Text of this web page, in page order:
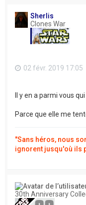
Sherlis
Clones War
02 févr. 2019 17:05
Il y en a parmi vous
Parce que elle me
"Sans héros, nous
ignorent jusqu'où ils
30th Anniversary